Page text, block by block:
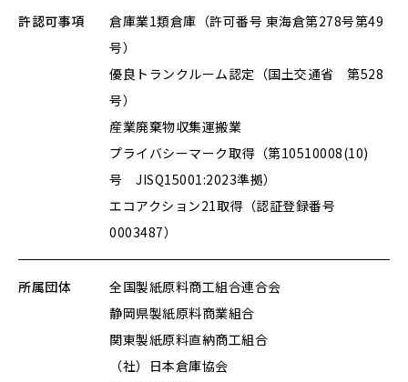
許認可事項
倉庫業1類倉庫（許可番号 東海倉第278号第49
号）
優良トランクルーム認定（国土交通省 第528
号）
産業廃棄物収集運搬業
プライバシーマーク取得（第10510008(10)
号 JISQ15001:2023準拠）
エコアクション21取得（認証登録番号
0003487）
所属団体
全国製紙原料商工組合連合会
静岡県製紙原料商業組合
関東製紙原料直納商工組合
（社）日本倉庫協会